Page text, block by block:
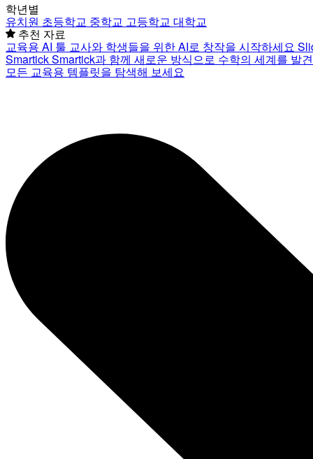
학년별
유치원 초등학교 중학교 고등학교 대학교
추천 자료
교육용 AI 툴 교사와 학생들을 위한 AI로 창작을 시작하세요
SmartickSmartick과 함께 새로운 방식으로 수학의 세계를 발
모든 교육용 템플릿을 탐색해 보세요